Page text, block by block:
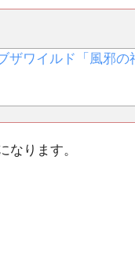
ザワイルド「風邪の
なります。